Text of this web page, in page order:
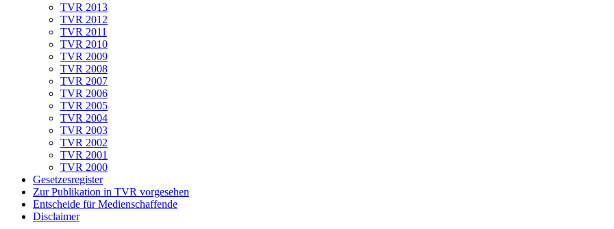
TVR 2013
TVR 2012
TVR 2011
TVR 2010
TVR 2009
TVR 2008
TVR 2007
TVR 2006
TVR 2005
TVR 2004
TVR 2003
TVR 2002
TVR 2001
TVR 2000
Gesetzesregister
Zur Publikation in TVR vorgesehen
Entscheide für Medienschaffende
Disclaimer